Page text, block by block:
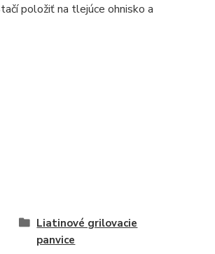
položiť na tlejúce ohnisko a
Liatinové grilovacie
panvice